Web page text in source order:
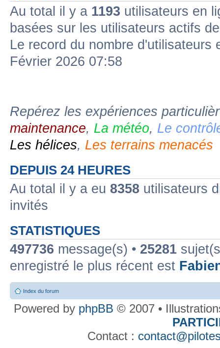
Au total il y a 1193 utilisateurs en
basées sur les utilisateurs actifs
Le record du nombre d'utilisateurs
Février 2026 07:58
Repérez les expériences
maintenance, La météo, Le
Les hélices, Les terrains menacés
DEPUIS 24 HEURES
Au total il y a eu 8358 utilisateurs
invités
STATISTIQUES
497736 message(s) • 25281
enregistré le plus récent est
Index du forum
Powered by phpBB © 2007 •
Contact :